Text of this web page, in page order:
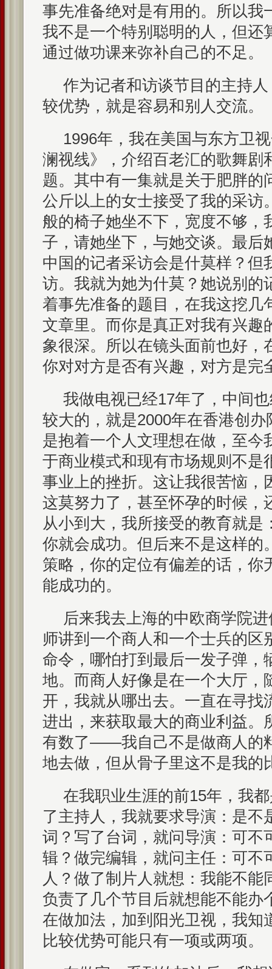
事先准备绝对是有用的。所以我
我不是一个特别聪明的人，但还
通过做功课来弥补自己的不足。
作为记者和访谈节目的主持
较优势，就是容易和别人交流。
1996年，我在美国与东方卫
澜视线》，介绍百老汇的歌舞剧
题。其中有一集就是关于肥胖的
公斤以上的女士接受了我的采访
般的椅子她坐不下，宽度不够，
子，请她坐下，与她交谈。最后
中国的记者采访会是什莫样？但
访。我就为她为什莫？她说别的
着事先准备的题目，在我这挖几
文章里。而你是真正对我有兴趣
象很深。所以在镜头面前也好，
你对对方是否有兴趣，对方是完
我做电视已经17年了，中间
较大的，就是2000年在香港创
是抱着一个人文理想在做，至今
于商业模式和现有市场规则不是
事业上的挫折。这让我很苦恼，
这莫努力了，甚至怀孕的时候，
从小到大，我所接受的教育就是
你就会成功。但后来不是这样的
策略，你的定位有偏差的话，你
能成功的。
后来我去上海的中欧商学院
师讲到一个商人和一个士兵的区
命令，哪怕打到最后一发子弹，
地。而商人好像是在一个大厅，
开，我就从哪出去。一直在寻找
进出，来获取最大的商业利益。
有数了——我自己不是做商人的
地去做，但从骨子里这不是我的
在我职业生涯的前15年，我
了主持人，我就要求导演：是不
词？写了台词，就问导演：可不
辑？做完编辑，就问主任：可不
人？做了制片人就想：我能不能
负责了几个节目后就想能不能办
在做加法，加到阳光卫视，我知
比较优势可能只有一项或两项。